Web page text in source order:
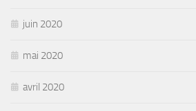
juin 2020
mai 2020
avril 2020